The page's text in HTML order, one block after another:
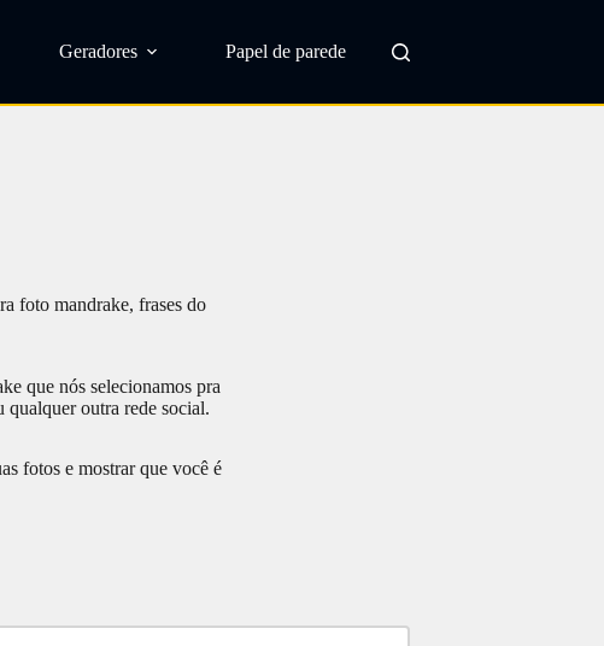
Geradores Papel de parede
foto mandrake, frases do
que nós selecionamos pra
qualquer outra rede social.
fotos e mostrar que você é